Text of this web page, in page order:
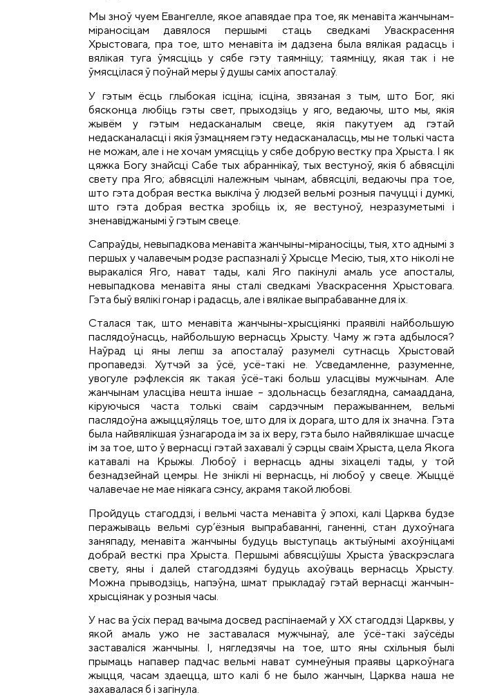
Мы зноў чуем Евангелле, якое апавядае пра тое, як менавіта жанчынам-
міраносіцам давялося першымі стаць сведкамі Уваскрасення
Хрыстовага, пра тое, што менавіта ім дадзена была вялікая радасць і
вялікая туга ўмясціць у сябе гэту таямніцу; таямніцу, якая так і не
ўмясцілася ў поўнай меры ў душы саміх апосталаў.
У гэтым ёсць глыбокая ісціна; ісціна, звязаная з тым, што Бог, які
бясконца любіць гэты свет, прыходзіць у яго, ведаючы, што мы, якія
жывём у гэтым недасканалым свеце, якія пакутуем ад гэтай
недасканаласці і якія ўзмацняем гэту недасканаласць, мы не толькі часта
не можам, але і не хочам умясціць у сябе добрую вестку пра Хрыста. І як
цяжка Богу знайсці Сабе тых абраннікаў, тых вестуноў, якія б абвясцілі
свету пра Яго; абвясцілі належным чынам, абвясцілі, ведаючы пра тое,
што гэта добрая вестка выкліча ў людзей вельмі розныя пачуцці і думкі,
што гэта добрая вестка зробіць іх, яе вестуноў, незразуметымі і
зненавіджанымі ў гэтым свеце.
Сапраўды, невыпадкова менавіта жанчыны-міраносіцы, тыя, хто аднымі з
першых у чалавечым родзе распазналі ў Хрысце Месію, тыя, хто ніколі не
выракаліся Яго, нават тады, калі Яго пакінулі амаль усе апосталы,
невыпадкова менавіта яны сталі сведкамі Уваскрасення Хрыстовага.
Гэта быў вялікі гонар і радасць, але і вялікае выпрабаванне для іх.
Сталася так, што менавіта жанчыны-хрысціянкі праявілі найбольшую
паслядоўнасць, найбольшую вернасць Хрысту. Чаму ж гэта адбылося?
Наўрад ці яны лепш за апосталаў разумелі сутнасць Хрыстовай
пропаведзі. Хутчэй за ўсё, усё-такі не. Усведамленне, разуменне,
увогуле рэфлексія як такая ўсё-такі больш уласцівы мужчынам. Але
жанчынам уласціва нешта іншае – здольнасць безаглядна, самааддана,
кіруючыся часта толькі сваім сардэчным перажываннем, вельмі
паслядоўна ажыццяўляць тое, што для іх дорага, што для іх значна. Гэта
была найвялікшая ўзнагарода ім за іх веру, гэта было найвялікшае шчасце
ім за тое, што ў вернасці гэтай захавалі ў сэрцы сваім Хрыста, цела Якога
катавалі на Крыжы. Любоў і вернасць адны зіхацелі тады, у той
безнадзейнай цемры. Не зніклі ні вернасць, ні любоў у свеце. Жыццё
чалавечае не мае ніякага сэнсу, акрамя такой любові.
Пройдуць стагоддзі, і вельмі часта менавіта ў эпохі, калі Царква будзе
перажываць вельмі сур’ёзныя выпрабаванні, ганенні, стан духоўнага
заняпаду, менавіта жанчыны будуць выступаць актыўнымі ахоўніцамі
добрай весткі пра Хрыста. Першымі абвясціўшы Хрыста ўваскрэслага
свету, яны і далей стагоддзямі будуць ахоўваць вернасць Хрысту.
Можна прыводзіць, напэўна, шмат прыкладаў гэтай вернасці жанчын-
хрысціянак у розныя часы.
У нас ва ўсіх перад вачыма досвед распінаемай у ХХ стагоддзі Царквы, у
якой амаль ужо не заставалася мужчынаў, але ўсё-такі заўсёды
заставаліся жанчыны. І, нягледзячы на тое, што яны схільныя былі
прымаць напавер падчас вельмі нават сумнеўныя праявы царкоўнага
жыцця, часам здаецца, што калі б не было жанчын, Царква наша не
захавалася б і загінула.